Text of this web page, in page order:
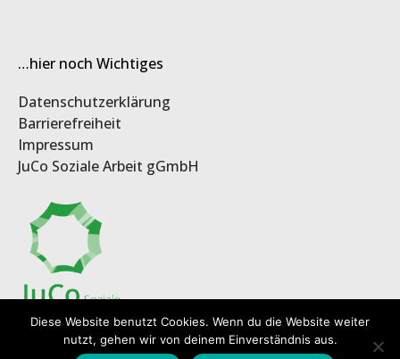
…hier noch Wichtiges
Datenschutzerklärung
Barrierefreiheit
Impressum
JuCo Soziale Arbeit gGmbH
Diese Website benutzt Cookies. Wenn du die Website weiter
nutzt, gehen wir von deinem Einverständnis aus.